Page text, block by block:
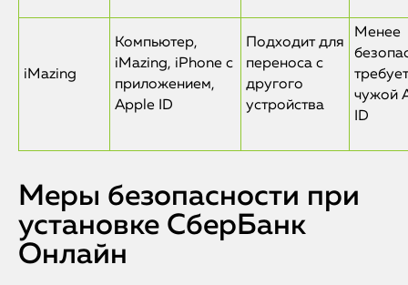
iMazing
Компьютер,
iMazing, iPhone с
приложением,
Apple ID
Подходит для
переноса с
другого
устройства
Менее
требует
чужой
ID
Меры безопасности при
установке СберБанк
Онлайн